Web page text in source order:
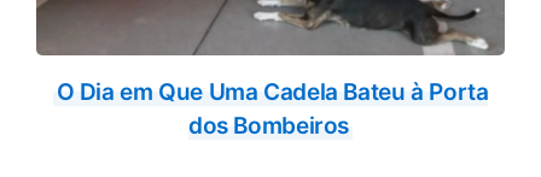
O Dia em Que Uma Cadela Bateu à Porta
dos Bombeiros